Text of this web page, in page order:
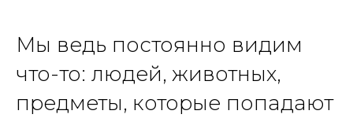
Мы ведь постоянно видим
что-то: людей, животных,
предметы, которые попадают